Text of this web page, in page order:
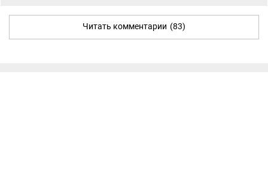
Читать комментарии (83)